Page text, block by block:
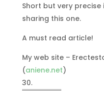
Short but very
sharing this one.
A must read article!
My web site –
(aniene.net)